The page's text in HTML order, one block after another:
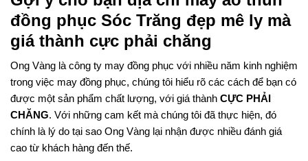
đồng phục Sóc Trăng đẹp mê ly mà
giá thành cực phải chăng
Ong Vàng là công ty may đồng phục với nhiều năm kinh nghiệm
trong việc may đồng phục, chúng tôi hiểu rõ các cách để bạn có
được một sản phẩm chất lượng, với giá thành CỰC PHẢI
CHĂNG. Với những cam kết mà chúng tôi đã thực hiện, đó
chính là lý do tại sao Ong Vàng lại nhận được nhiều đánh giá
cao từ khách hàng đến thế.